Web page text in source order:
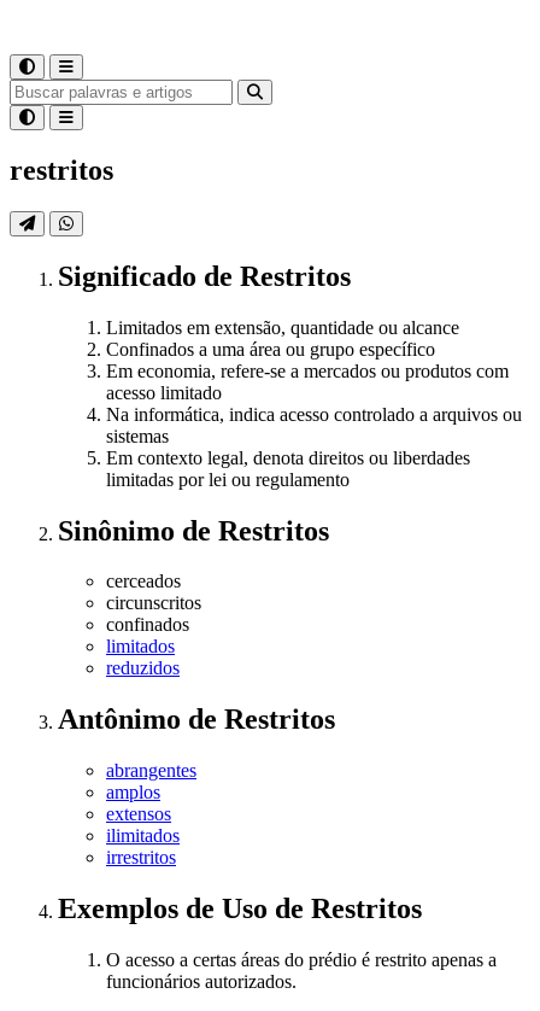
restritos
Significado de Restritos
Limitados em extensão, quantidade ou alcance
Confinados a uma área ou grupo específico
Em economia, refere-se a mercados ou produtos com
acesso limitado
Na informática, indica acesso controlado a arquivos ou
sistemas
Em contexto legal, denota direitos ou liberdades
limitadas por lei ou regulamento
Sinônimo de Restritos
cerceados
circunscritos
confinados
limitados
reduzidos
Antônimo de Restritos
abrangentes
amplos
extensos
ilimitados
irrestritos
Exemplos de Uso de Restritos
O acesso a certas áreas do prédio é restrito apenas a
funcionários autorizados.